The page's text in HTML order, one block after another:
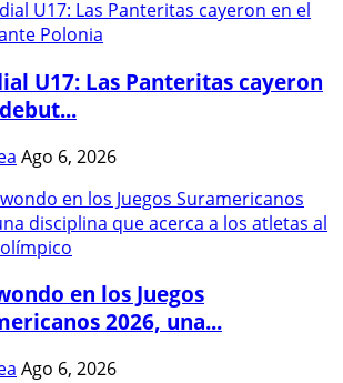
U17: Las Panteritas cayeron
Ago 6, 2026
en los Juegos
2026, una...
Ago 6, 2026